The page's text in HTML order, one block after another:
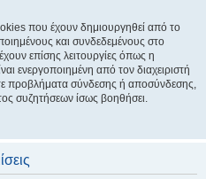
που έχουν δημιουργηθεί από το
και συνδεδεμένους στο
επίσης λειτουργίες όπως η
ενεργοποιημένη από τον διαχειριστή
προβλήματα σύνδεσης ή αποσύνδεσης,
συζητήσεων ίσως βοηθήσει.